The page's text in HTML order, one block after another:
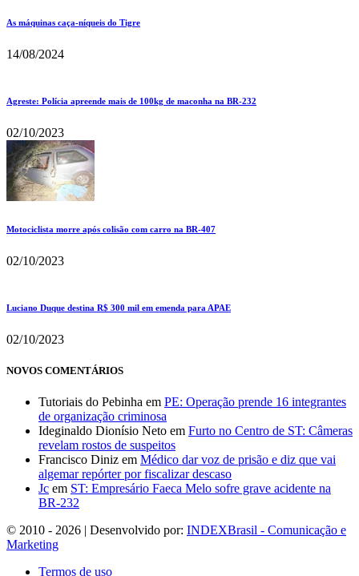
As máquinas caça-níqueis do Tigre
14/08/2024
Agreste: Polícia apreende mais de 100kg de maconha na BR-232
02/10/2023
Motociclista morre após colisão com carro na BR-407
02/10/2023
Luciano Duque destina R$ 300 mil em emenda para APAE
02/10/2023
NOVOS COMENTÁRIOS
Tutoriais do Pebinha em PE: Operação prende 16 integrantes
de organização criminosa
Ideginaldo Dionísio Neto em Furto no Centro de ST: Câmeras
revelam rostos de suspeitos
Francisco Diniz em Médico dar voz de prisão e diz que vai
algemar repórter por fiscalizar descaso
Jc em ST: Empresário Faeca Melo sofre grave acidente na
BR-232
© 2010 - 2026 | Desenvolvido por: INDEXBrasil - Comunicação e
Marketing
Termos de uso